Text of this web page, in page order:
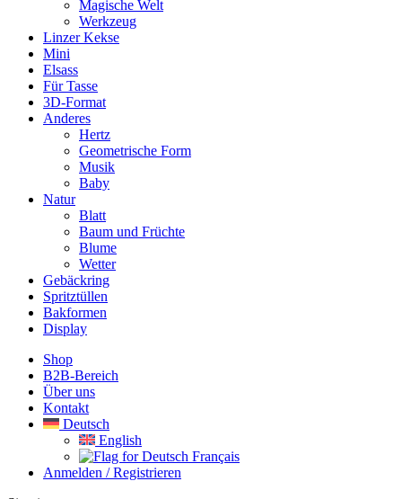
Magische Welt
Werkzeug
Linzer Kekse
Mini
Elsass
Für Tasse
3D-Format
Anderes
Hertz
Geometrische Form
Musik
Baby
Natur
Blatt
Baum und Früchte
Blume
Wetter
Gebäckring
Spritztüllen
Bakformen
Display
Shop
B2B-Bereich
Über uns
Kontakt
Deutsch
English
Français
Anmelden / Registrieren